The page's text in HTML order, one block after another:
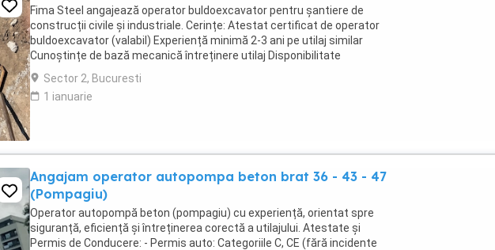
Fima Steel angajează operator buldoexcavator pentru șantiere de
construcții civile și industriale. Cerințe: Atestat certificat de operator
buldoexcavator (valabil) Experiență minimă 2-3 ani pe utilaj similar
Cunoștințe de bază mecanică întreținere utilaj Disponibilitate
deplasare pe șantiere Oferim: ...
Sector 2, Bucuresti
1 ianuarie
Angajam operator autopompa beton brat 36 - 43 - 47
(Pompagiu)
Operator autopompă beton (pompagiu) cu experiență, orientat spre
siguranță, eficiență și întreținerea corectă a utilajului. Atestate și
Permis de Conducere: - Permis auto: Categoriile C, CE (fără incidente